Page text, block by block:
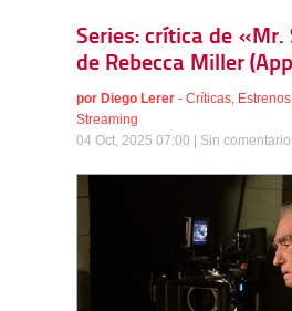
Series: crítica de «Mr.
de Rebecca Miller
por Diego Lerer - Críticas, Estrenos
Streaming
04 Oct, 2025 07:00 | Sin